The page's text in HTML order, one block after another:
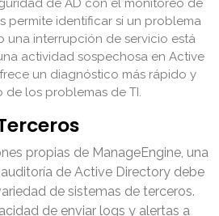
de AD con el monitoreo de
permite identificar si un problema
una interrupción de servicio está
actividad sospechosa en Active
un diagnóstico más rápido y
de los problemas de TI.
propias de ManageEngine, una
de Active Directory debe
de sistemas de terceros.
de enviar logs y alertas a